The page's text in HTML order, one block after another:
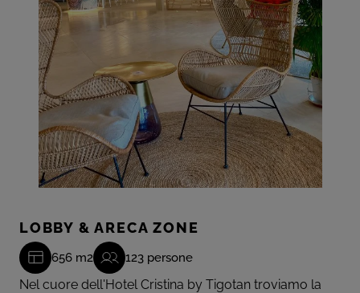
LOBBY & ARECA ZONE
656 m2 123 persone
Nel cuore dell'Hotel Cristina by Tigotan troviamo la